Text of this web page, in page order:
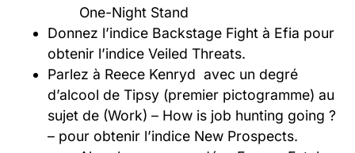
One-Night Stand
Donnez l’indice Backstage Fight à Efia pour
obtenir l’indice Veiled Threats.
Parlez à Reece Kenryd avec un degré
d’alcool de Tipsy (premier pictogramme) au
sujet de (Work) – How is job hunting going ?
– pour obtenir l’indice New Prospects.